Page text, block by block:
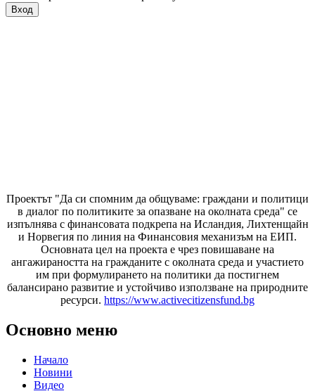
Проектът "Да си спомним да общуваме: граждани и политици
в диалог по политиките за опазване на околната среда" се
изпълнява с финансовата подкрепа на Исландия, Лихтенщайн
и Норвегия по линия на Финансовия механизъм на ЕИП.
Основната цел на проекта е чрез повишаване на
ангажираността на гражданите с околната среда и участието
им при формулирането на политики да постигнем
балансирано развитие и устойчиво използване на природните
ресурси. https://www.activecitizensfund.bg
Основно меню
Начало
Новини
Видео